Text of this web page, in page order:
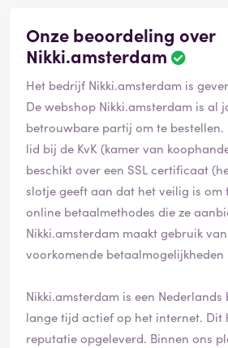
Onze beoordeling over
Nikki.amsterdam
B
o
o
r
d
e
l
i
n
i
s
e
e
r
Het bedrijf Nikki.amsterdam is
De webshop Nikki.amsterdam is al
betrouwbare partij om te bestellen.
lid bij de KvK (kamer van
beschikt over een SSL certificaat
slotje geeft aan dat het veilig is om
online betaalmethodes die ze
Nikki.amsterdam maakt gebruik
voorkomende betaalmogelijkheden
Nikki.amsterdam is een
lange tijd actief op het internet. Dit
reputatie opgeleverd. Binnen ons